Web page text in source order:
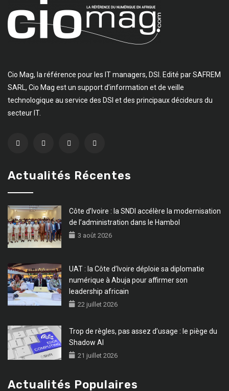
Cio Mag, la référence pour les IT managers, DSI. Edité par SAFREM
SARL, Cio Mag est un support d’information et de veille
technologique au service des DSI et des principaux décideurs du
secteur IT.
Actualités Récentes
Côte d’Ivoire : la SNDI accélère la modernisation
de l’administration dans le Hambol
3 août 2026
UAT : la Côte d’Ivoire déploie sa diplomatie
numérique à Abuja pour affirmer son
leadership africain
22 juillet 2026
Trop de règles, pas assez d’usage : le piège du
Shadow AI
21 juillet 2026
Actualités Populaires